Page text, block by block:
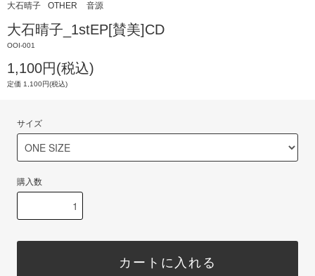
大石晴子 OTHER 音源
大石晴子_1stEP[賛美]CD
OOI-001
1,100円(税込)
定価 1,100円(税込)
サイズ
購入数
カートに入れる